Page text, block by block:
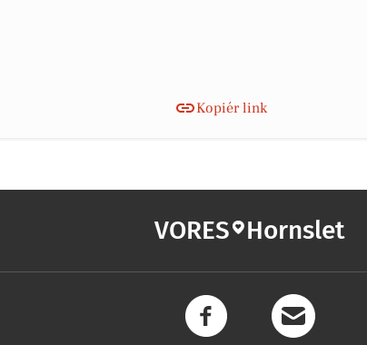
Kopiér link
VORES Hornslet